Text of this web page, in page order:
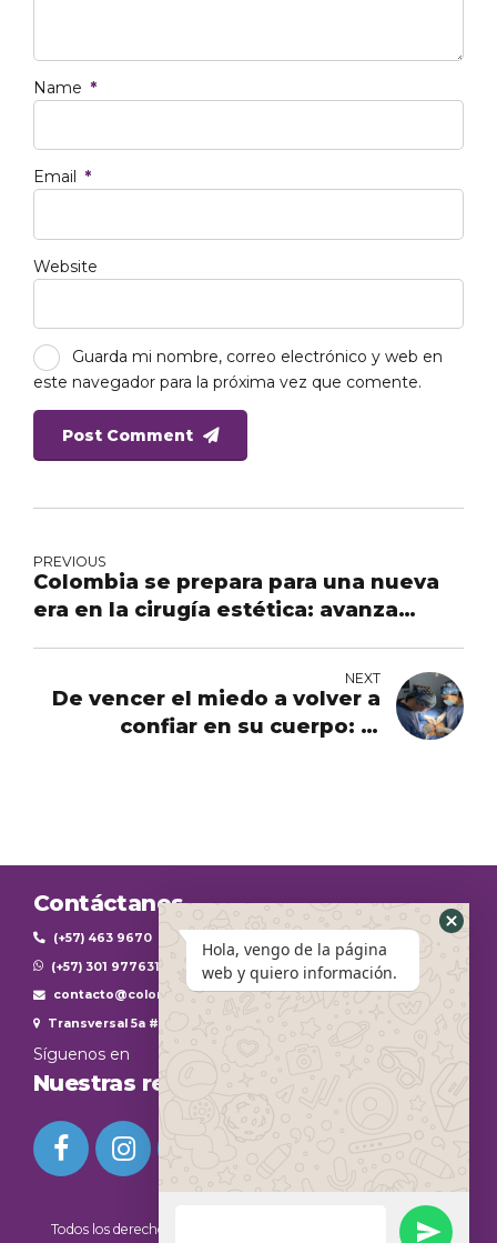
Name *
Email *
Website
Guarda mi nombre, correo electrónico y web en
este navegador para la próxima vez que comente.
Post Comment
PREVIOUS
Colombia se prepara para una nueva
era en la cirugía estética: avanza
NEXT
De vencer el miedo a volver a
confiar en su cuerpo: la
Contáctanos
(+57) 463 9670
(+57) 301 9776312
contacto@colombiaplasticestheticinternational.com
Transversal 5a #45-104
Síguenos en
Nuestras redes sociales
Todos los derechos reservados Colombia Plastic Esthetic
Hola, vengo de la página
web y quiero información.